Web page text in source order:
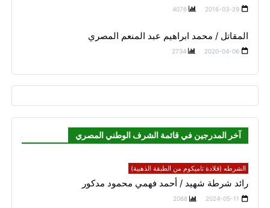
2016-03-29
4076
المقاتل / محمد ابراهيم عبد المنعم المصري
2020-04-06
2734
آخر المدرجين في قائمة الشرف الوطني المصري
الشرطه (قلادة تاميكوم من الطبقة الذهبية)
رائد شرطة شهيد / أحمد فهمي محمود مدكور
2024-05-11
2068